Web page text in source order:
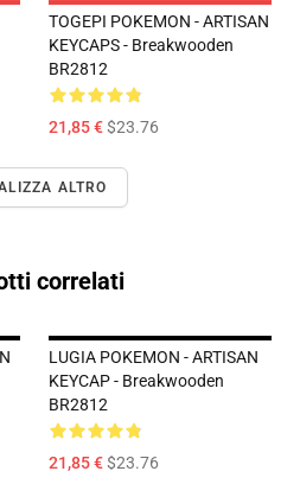
TOGEPI POKEMON - ARTISAN
KEYCAPS - Breakwooden
BR2812
21,85 €$23.76
ALTRO
correlati
LUGIA POKEMON - ARTISAN
KEYCAP - Breakwooden
BR2812
21,85 €$23.76